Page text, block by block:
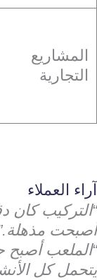
المشاريع
التجارية
آراء العملاء
“التركيب كان
أصبحت
“الملعب أصبح
يتحمل كل